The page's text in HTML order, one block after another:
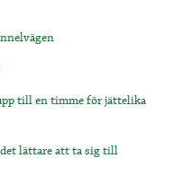
till en timme för jättelika
det lättare att ta sig till